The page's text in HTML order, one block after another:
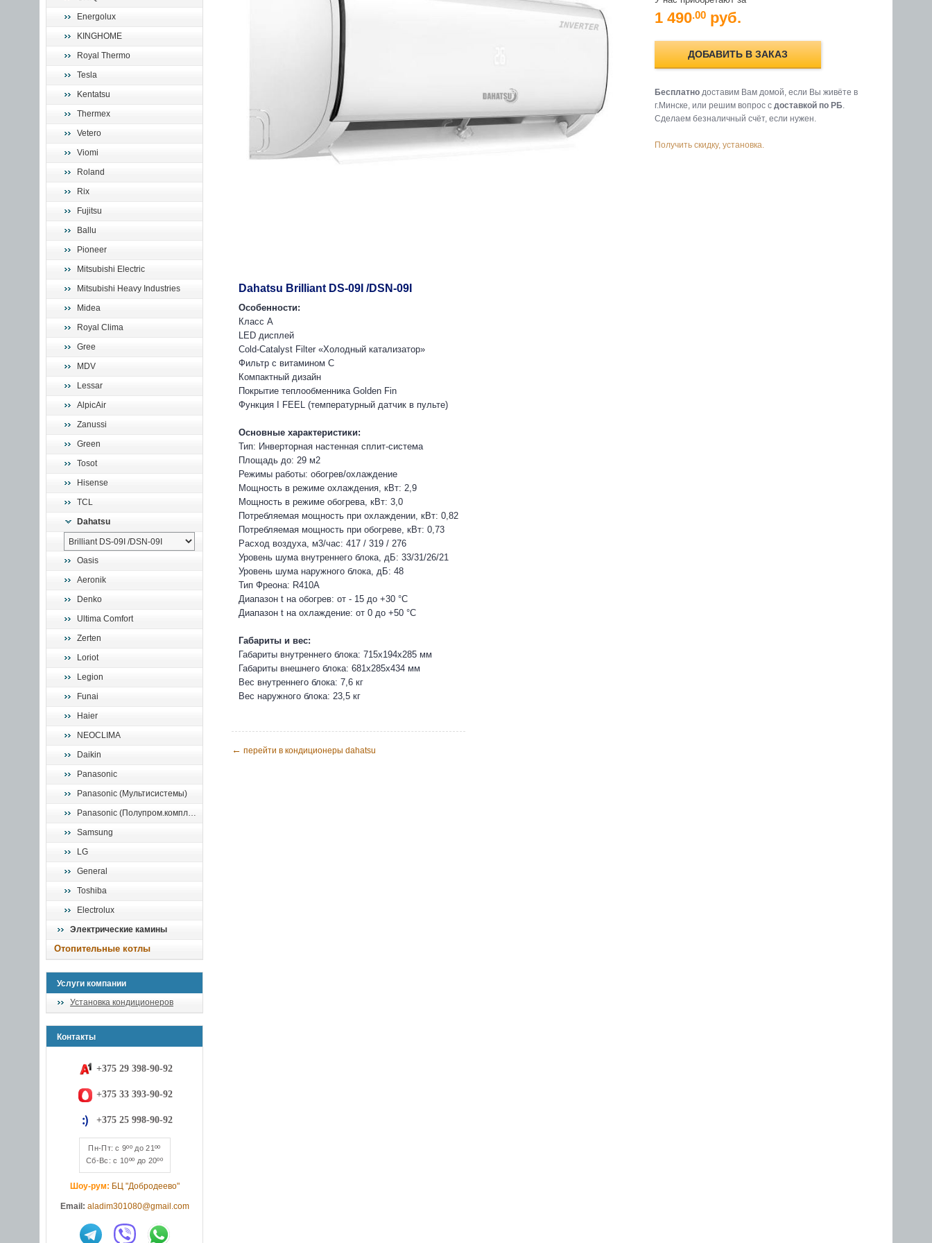
Energolux
KINGHOME
Royal Thermo
Tesla
Kentatsu
Thermex
Vetero
Viomi
Roland
Rix
Fujitsu
Ballu
Pioneer
Mitsubishi Electric
Mitsubishi Heavy Industries
Midea
Royal Clima
Gree
MDV
Lessar
AlpicAir
Zanussi
Green
Tosot
Hisense
TCL
Dahatsu
Oasis
Aeronik
Denko
Ultima Comfort
Zerten
Loriot
Legion
Funai
Haier
NEOCLIMA
Daikin
Panasonic
Panasonic (Мультисистемы)
Panasonic (Полупром.комплекты)
Samsung
LG
General
Toshiba
Electrolux
Электрические камины
Отопительные котлы
Услуги компании
Установка кондиционеров
Контакты
+375 29 398-90-92
+375 33 393-90-92
+375 25 998-90-92
Пн-Пт: с 9ºº до 21ºº
Сб-Вс: с 10ºº до 20ºº
Шоу-рум: БЦ "Добродеево"
Email: aladim301080@gmail.com
1 490.00 руб.
ДОБАВИТЬ В ЗАКАЗ
Бесплатнодоставим Вам домой, если Вы живёте в
г.Минске, или решим вопрос с доставкой по РБ.
Cделаем безналичный счёт, если нужен.
Получить скидку, установка.
Dahatsu Brilliant DS-09I /DSN-09I
Особенности:
Класс А
LED дисплей
Cold-Catalyst Filter «Холодный катализатор»
Фильтр с витамином С
Компактный дизайн
Покрытие теплообменника Golden Fin
Функция I FEEL (температурный датчик в пульте)
Основные характеристики:
Тип: Инверторная настенная сплит-система
Площадь до: 29 м2
Режимы работы: обогрев/охлаждение
Мощность в режиме охлаждения, кВт: 2,9
Мощность в режиме обогрева, кВт: 3,0
Потребляемая мощность при охлаждении, кВт: 0,82
Потребляемая мощность при обогреве, кВт: 0,73
Расход воздуха, м3/час: 417 / 319 / 276
Уровень шума внутреннего блока, дБ: 33/31/26/21
Уровень шума наружного блока, дБ: 48
Тип Фреона: R410А
Диапазон t на обогрев: от - 15 до +30 °C
Диапазон t на охлаждение: от 0 до +50 °C
Габариты и вес:
Габариты внутреннего блока: 715x194x285 мм
Габариты внешнего блока: 681x285x434 мм
Вес внутреннего блока: 7,6 кг
Вес наружного блока: 23,5 кг
← перейти в кондиционеры dahatsu